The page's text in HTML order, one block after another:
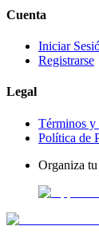
Cuenta
Iniciar
Registrarse
Legal
Términos y
Política de
Organiza